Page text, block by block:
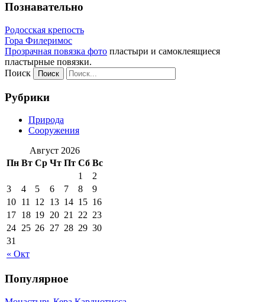
Познавательно
Родосская крепость
Гора Филеримос
Прозрачная повязка фото пластыри и самоклеящиеся
пластырные повязки.
Поиск
Рубрики
Природа
Сооружения
Август 2026
Пн Вт Ср Чт Пт Сб Вс
« Окт
1
2
3
4 5 6 7 8
9
10 11 12 13 14 15 16
17 18 19 20 21 22 23
24 25 26 27 28 29 30
31
Популярное